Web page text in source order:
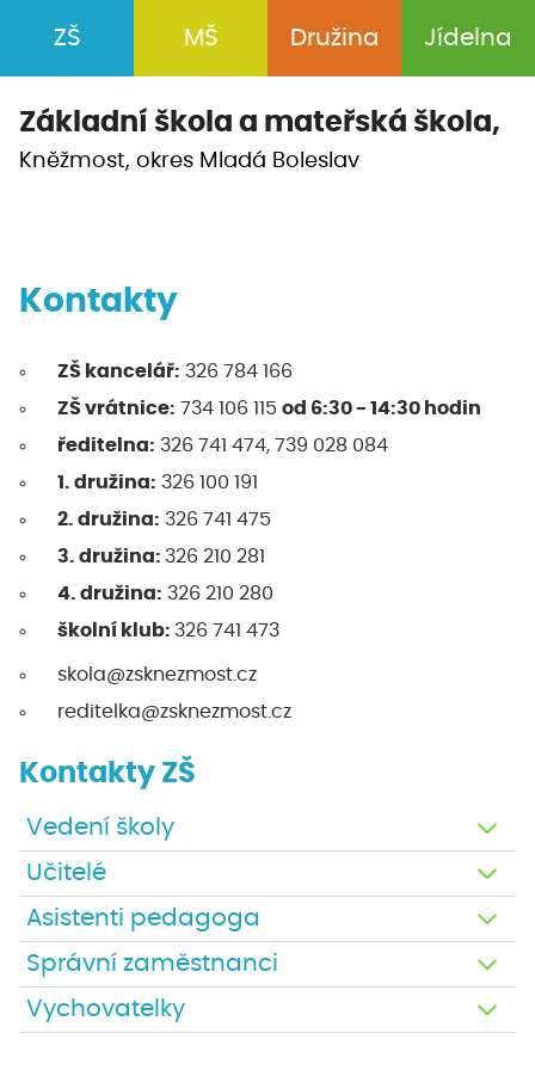
ZŠ MŠ Družina Jídelna
Základní škola a mateřská škola,
Kněžmost, okres Mladá Boleslav
Kontakty
ZŠ kancelář: 326 784 166
ZŠ vrátnice: 734 106 115 od 6:30 - 14:30 hodin
ředitelna: 326 741 474, 739 028 084
1. družina: 326 100 191
2. družina: 326 741 475
3. družina: 326 210 281
4. družina: 326 210 280
školní klub: 326 741 473
skola@zsknezmost.cz
reditelka@zsknezmost.cz
Kontakty ZŠ
Vedení školy
Učitelé
Asistenti pedagoga
Správní zaměstnanci
Vychovatelky